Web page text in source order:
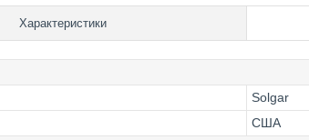
Характеристики
Solgar
США